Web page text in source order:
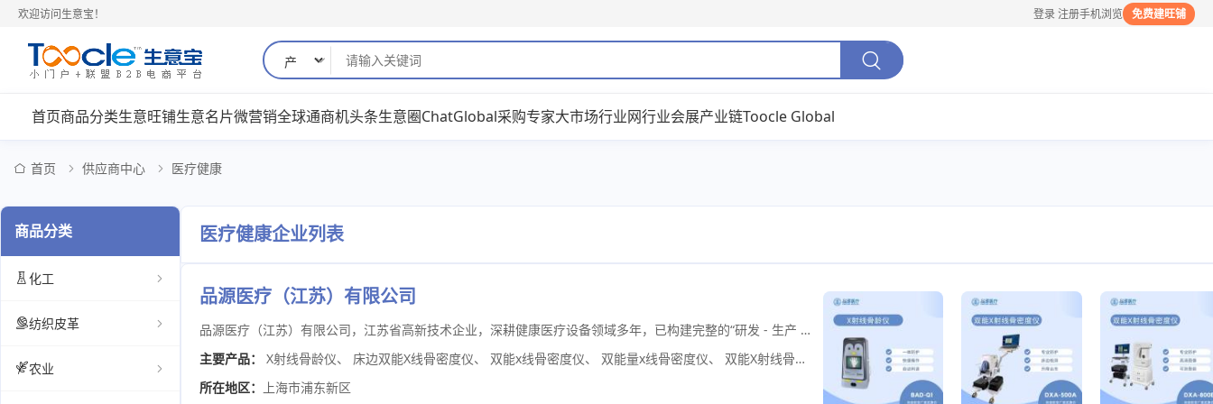
欢迎访问生意宝！ 登录 注册手机浏览 免费建旺铺
首页商品分类生意旺铺生意名片微营销全球通商机头条生意圈ChatGlobal采购专家大市场行业网行业会展产业链Toocle Global
首页 供应商中心 医疗健康
商品分类
化工
纺织皮革
农业
医疗健康企业列表
品源医疗（江苏）有限公司
品源医疗（江苏）有限公司，江苏省高新技术企业，深耕健康医疗设备领域多年，已构建完整的“研发 - 生产 - 销售 - 售后” 全链条体系。公司以专业技术立足行业，是双能X射线骨密度仪国家行业标准起草单位，其技术实力与行业影响力获市场认可。
主要产品：
X射线骨龄仪、 床边双能X线骨密度仪、 双能x线骨密度仪、 双能量x线骨密度仪、 双能X射线骨密度仪
、
所在地区：
上海市浦东新区